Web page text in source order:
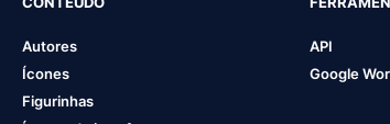
Autores
Ícones
Figurinhas
API
Google